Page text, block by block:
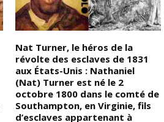
Nat Turner, le héros de la
révolte des esclaves de 1831
aux États-Unis : Nathaniel
(Nat) Turner est né le 2
octobre 1800 dans le comté de
Southampton, en Virginie, fils
d’esclaves appartenant à